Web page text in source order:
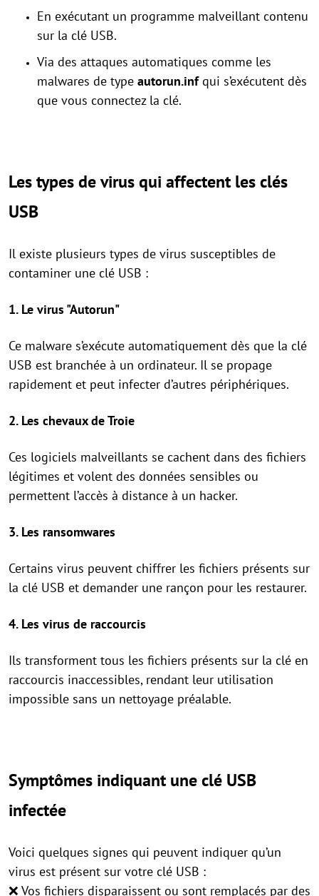
En exécutant un programme malveillant contenu
sur la clé USB.
Via des attaques automatiques comme les
malwares de type autorun.infqui s’exécutent dès
que vous connectez la clé.
Les types de virus qui affectent les clés
USB
Il existe plusieurs types de virus susceptibles de
contaminer une clé USB :
1. Le virus "Autorun"
Ce malware s’exécute automatiquement dès que la clé
USB est branchée à un ordinateur. Il se propage
rapidement et peut infecter d’autres périphériques.
2. Les chevaux de Troie
Ces logiciels malveillants se cachent dans des fichiers
légitimes et volent des données sensibles ou
permettent l’accès à distance à un hacker.
3. Les ransomwares
Certains virus peuvent chiffrer les fichiers présents sur
la clé USB et demander une rançon pour les restaurer.
4. Les virus de raccourcis
Ils transforment tous les fichiers présents sur la clé en
raccourcis inaccessibles, rendant leur utilisation
impossible sans un nettoyage préalable.
Symptômes indiquant une clé USB
infectée
Voici quelques signes qui peuvent indiquer qu’un
virus est présent sur votre clé USB :
❌ Vos fichiers disparaissent ou sont remplacés par des